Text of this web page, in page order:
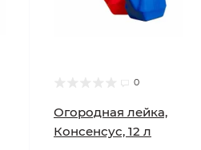
0
Огородная лейка,
Консенсус, 12 л